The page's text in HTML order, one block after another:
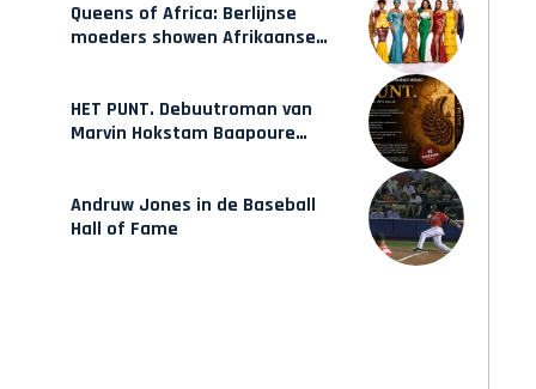
Queens of Africa: Berlijnse
moeders showen Afrikaanse
HET PUNT. Debuutroman van
Marvin Hokstam Baapoure
Andruw Jones in de Baseball
Hall of Fame